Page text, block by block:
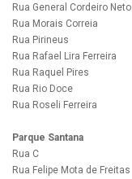
Rua General Cordeiro Neto
Rua Morais Correia
Rua Pirineus
Rua Rafael Lira Ferreira
Rua Raquel Pires
Rua Rio Doce
Rua Roseli Ferreira
Parque Santana
Rua C
Rua Felipe Mota de Freitas